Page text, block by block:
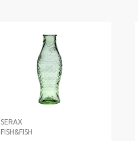
SERAX
FISH&FISH